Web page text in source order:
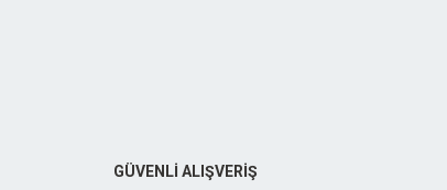
GÜVENLİ ALIŞVERİŞ